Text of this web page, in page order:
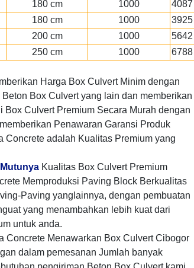
180 cm 1000
4087
180 cm 1000
3925
200 cm 1000
5642
250 cm 1000 6788
Harga Box Culvert Minim dengan
Box Culvert yang lain dan memberikan
Culvert Premium Secara Murah dengan
Penawaran Garansi Produk
Concrete adalah Kualitas Premium yang
Kualitas Box Culvert Premium
Memproduksi Paving Block Berkualitas
Paving yanglainnya, dengan pembuatan
yang menambahkan lebih kuat dari
untuk anda.
Concrete Menawarkan Box Culvert Cibogor
dalam pemesanan Jumlah banyak